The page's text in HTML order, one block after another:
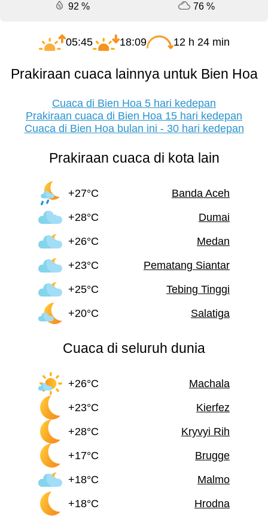
92 %
76 %
05:45 18:09 12 h 24 min
Prakiraan cuaca lainnya untuk Bien Hoa
Cuaca di Bien Hoa 5 hari kedepan
Prakiraan cuaca di Bien Hoa 15 hari kedepan
Cuaca di Bien Hoa bulan ini - 30 hari kedepan
Prakiraan cuaca di kota lain
+27°C
Banda Aceh
+28°C
Dumai
+26°C
Medan
+23°C
Pematang Siantar
+25°C
Tebing Tinggi
+20°C
Salatiga
Cuaca di seluruh dunia
+26°C
Machala
+23°C
Kierfez
+28°C
Kryvyi Rih
+17°C
Brugge
+18°C
Malmo
+18°C
Hrodna